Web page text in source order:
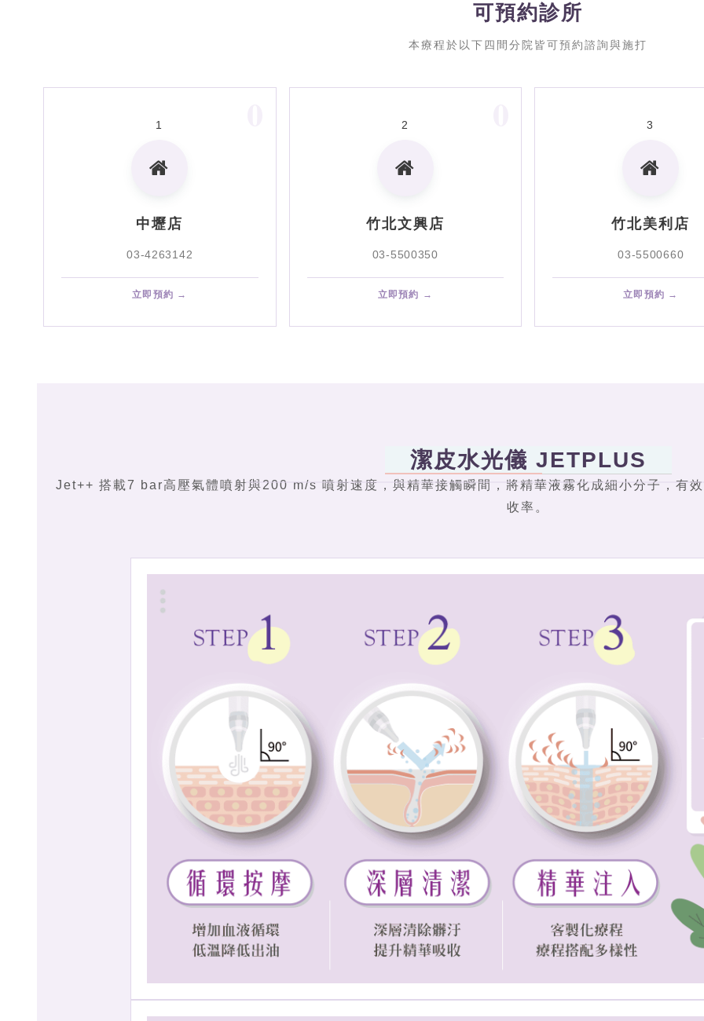
可預約診所
本療程於以下四間分院皆可預約諮詢與施打
1
中壢店
03-4263142
立即預約 →
2
竹北文興店
03-5500350
立即預約 →
3
竹北美利店
03-5500660
立即預約 →
潔皮水光儀 JETPLUS
Jet++ 搭載7 bar高壓氣體噴射與200 m/s 噴射速度，與精華接觸瞬間，將精華液霧化成細小分子，有
收率。